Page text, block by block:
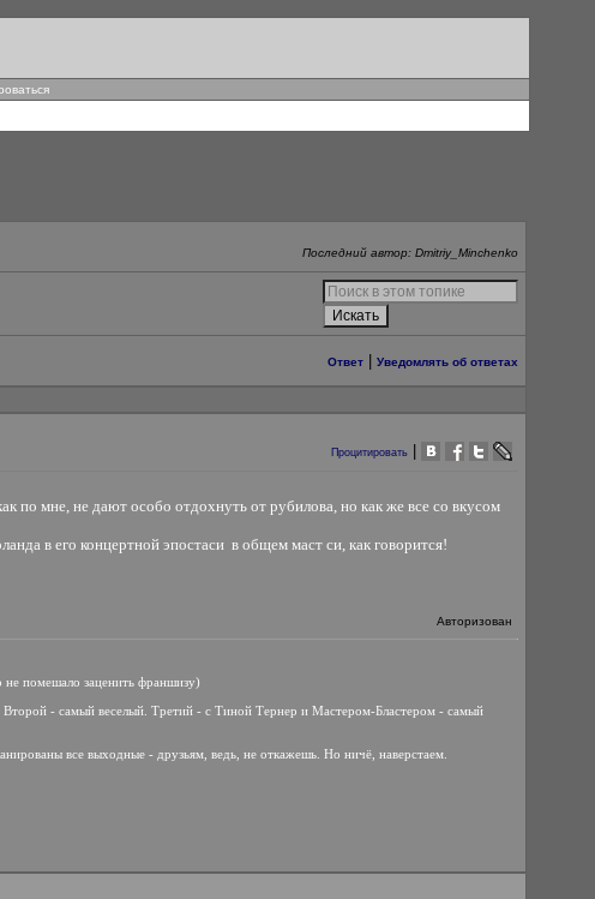
Последний автор: Dmitriy_Minchenko
Ответ Уведомлять об ответах
Процитировать
по мне, не дают особо отдохнуть от рубилова, но как же все со вкусом
в его концертной эпостаси в общем маст си, как говорится!
Авторизован
не помешало заценить франшизу)
- самый веселый. Третий - с Тиной Тернер и Мастером-Бластером - самый
все выходные - друзьям, ведь, не откажешь. Но ничё, наверстаем.